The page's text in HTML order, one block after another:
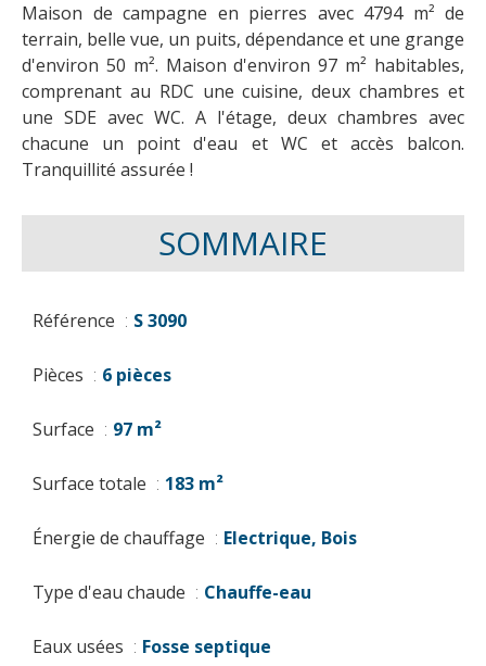
Maison de campagne en pierres avec 4794 m² de
terrain, belle vue, un puits, dépendance et une grange
d'environ 50 m². Maison d'environ 97 m² habitables,
comprenant au RDC une cuisine, deux chambres et
une SDE avec WC. A l'étage, deux chambres avec
chacune un point d'eau et WC et accès balcon.
Tranquillité assurée !
SOMMAIRE
Référence S 3090
Pièces 6 pièces
Surface 97 m²
Surface totale 183 m²
Énergie de chauffage Electrique, Bois
Type d'eau chaude Chauffe-eau
Eaux usées Fosse septique